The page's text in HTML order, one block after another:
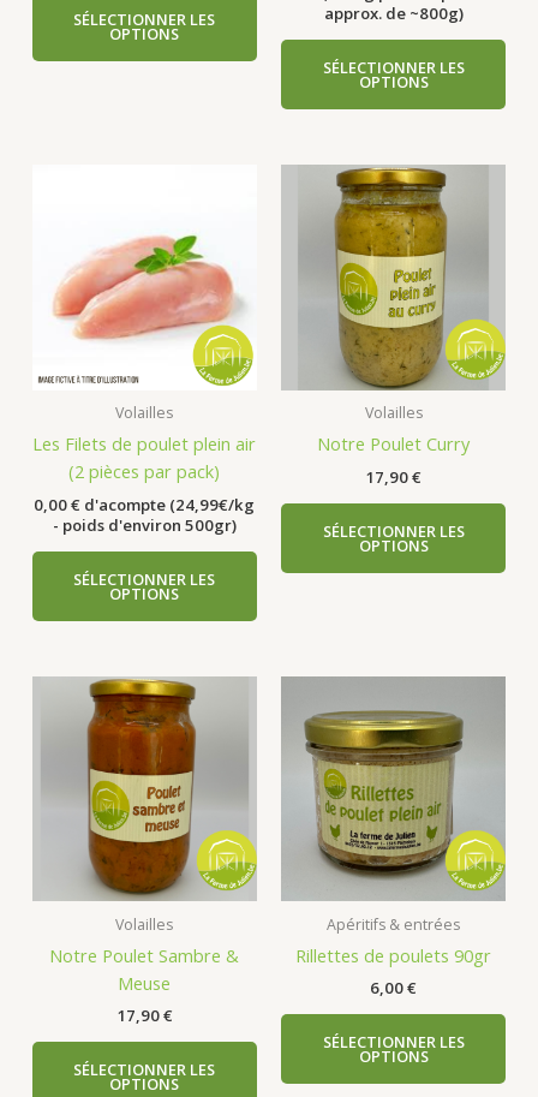
SÉLECTIONNER LES
OPTIONS
approx. de ~800g)
SÉLECTIONNER LES
OPTIONS
Volailles
Les Filets de poulet plein air
(2 pièces par pack)
0,00€ d'acompte (24,99€/kg
- poids d'environ 500gr)
SÉLECTIONNER LES
OPTIONS
Volailles
Notre Poulet Curry
17,90€
SÉLECTIONNER LES
OPTIONS
Volailles
Notre Poulet Sambre &
Meuse
17,90€
SÉLECTIONNER LES
OPTIONS
Apéritifs & entrées
Rillettes de poulets 90gr
6,00€
SÉLECTIONNER LES
OPTIONS